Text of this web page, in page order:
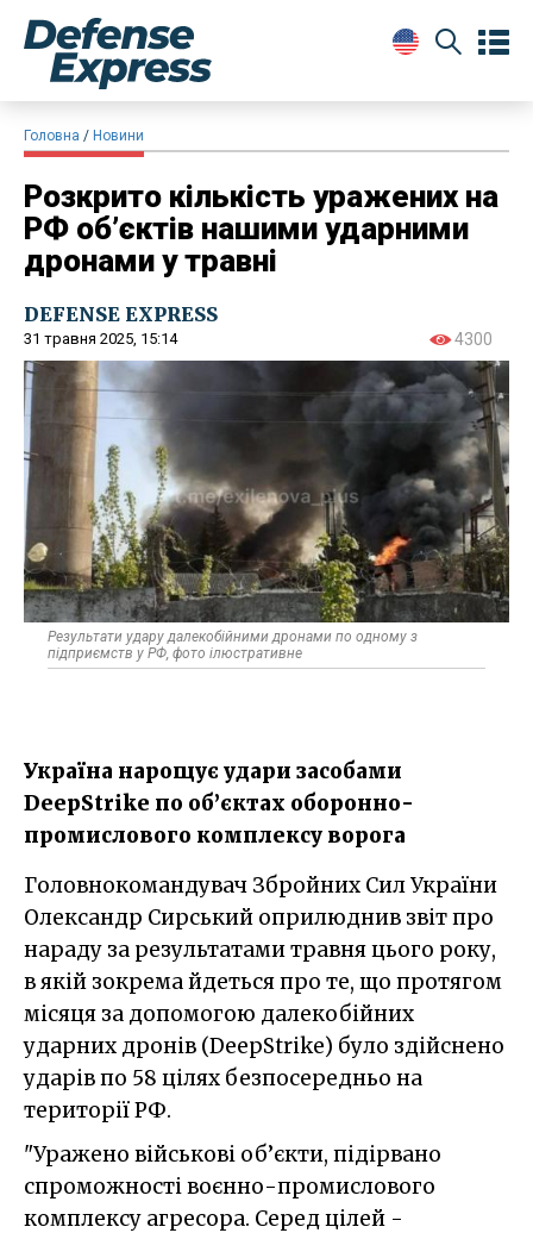
Головна Новини
Розкрито кількість уражених на
РФ об’єктів нашими ударними
дронами у травні
DEFENSE EXPRESS
31 травня 2025, 15:14 4300
Результати удару далекобійними дронами по одному з
підприємств у РФ, фото ілюстративне
Україна нарощує удари засобами
DeepStrike по об’єктах оборонно-
промислового комплексу ворога
Головнокомандувач Збройних Сил України
Олександр Сирський оприлюднив звіт про
нараду за результатами травня цього року,
в якій зокрема йдеться про те, що протягом
місяця за допомогою далекобійних
ударних дронів (DeepStrike) було здійснено
ударів по 58 цілях безпосередньо на
території РФ.
"Уражено військові об’єкти, підірвано
спроможності воєнно-промислового
комплексу агресора. Серед цілей -